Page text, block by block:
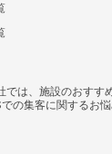
は、施設のおす
の集客に関するお